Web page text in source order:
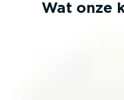
Wat onze